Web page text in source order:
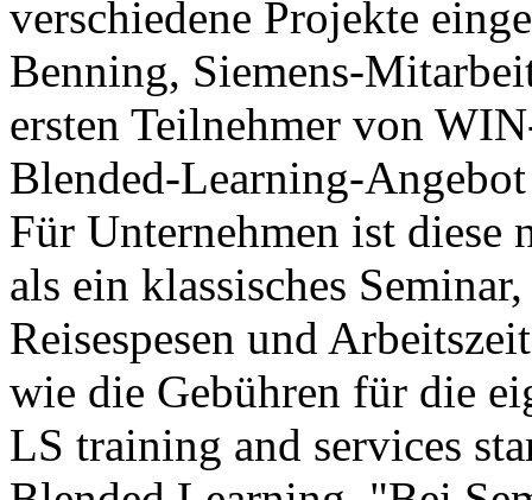
verschiedene Projekte
Benning, Siemens-
ersten Teilnehmer von
Blended-Learning-
Für Unternehmen ist diese
als ein klassisches
Reisespesen und
wie die Gebühren für die
LS training and services